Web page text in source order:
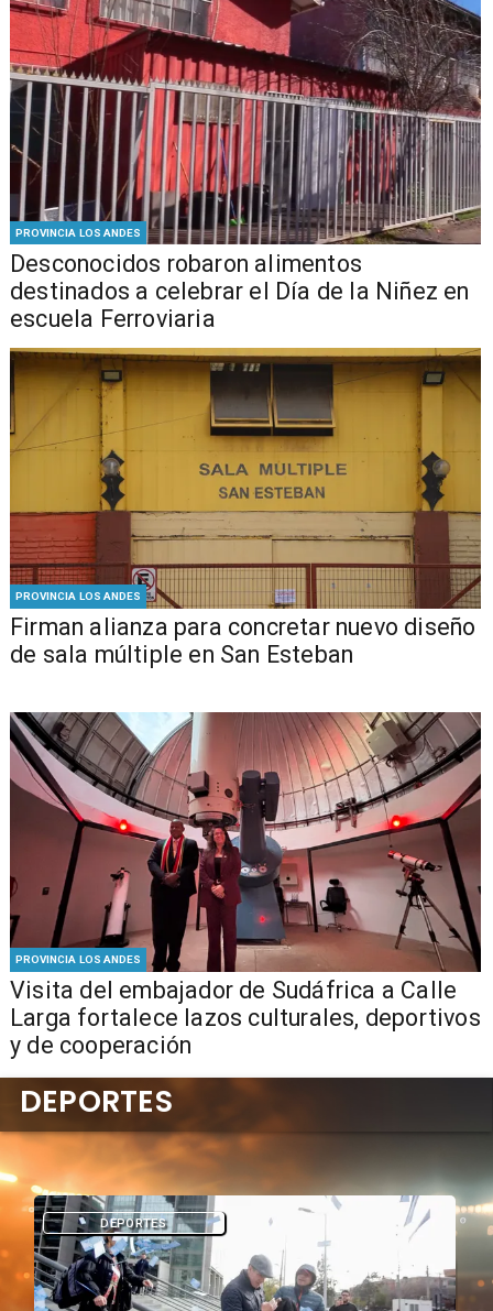
PROVINCIA LOS ANDES
Desconocidos robaron alimentos
destinados a celebrar el Día de la Niñez en
escuela Ferroviaria
PROVINCIA LOS ANDES
​​Firman alianza para concretar nuevo diseño
de sala múltiple en San Esteban
PROVINCIA LOS ANDES
​Visita del embajador de Sudáfrica a Calle
Larga fortalece lazos culturales, deportivos
y de cooperación
DEPORTES
DEPORTES